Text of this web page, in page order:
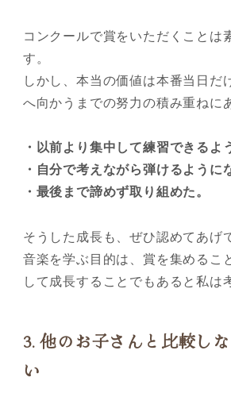
コンクールで賞をいただくことは
す。
しかし、本当の価値は本番当日だ
へ向かうまでの努力の積み重ねに
・以前より集中して練習できるよ
・自分で考えながら弾けるように
・最後まで諦めず取り組めた。
そうした成長も、ぜひ認めてあげ
音楽を学ぶ目的は、賞を集めるこ
して成長することでもあると私は
3.他のお子さんと比較し
い